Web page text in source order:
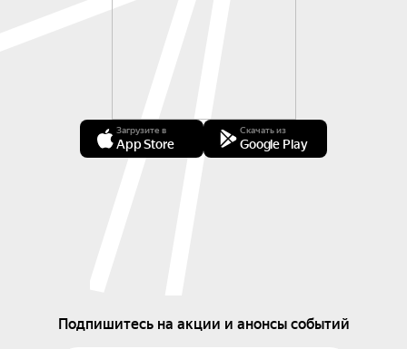
Загрузите в
App Store
Скачать из
Google Play
Подпишитесь на акции и анонсы событий